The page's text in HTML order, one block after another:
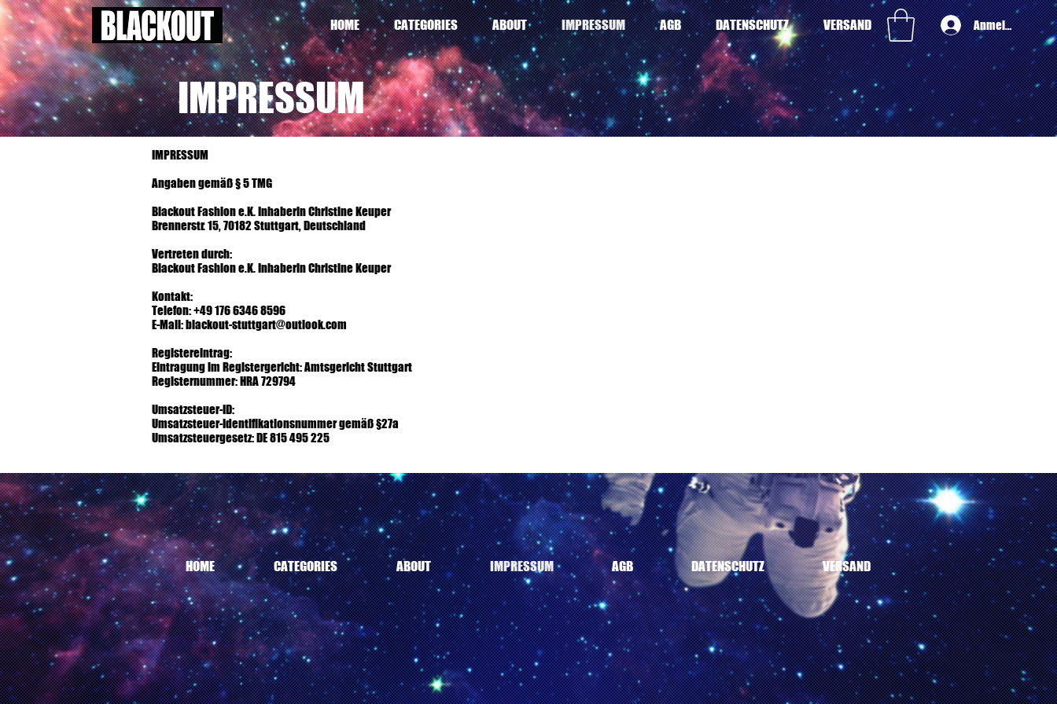
HOME CATEGORIES ABOUT IMPRESSUM AGB DATENSCHUTZ VERSAND Anmelden
IMPRESSUM
IMPRESSUM
Angaben gemäß § 5 TMG
Blackout Fashion e.K. Inhaberin Christine Keuper
Brennerstr. 15, 70182 Stuttgart, Deutschland
Vertreten durch:
Blackout Fashion e.K. Inhaberin Christine Keuper
Kontakt:
Telefon: +49 176 6346 8596
E-Mail: blackout-stuttgart@outlook.com
Registereintrag:
Eintragung im Registergericht: Amtsgericht Stuttgart
Registernummer: HRA 729794
Umsatzsteuer-ID:
Umsatzsteuer-Identifikationsnummer gemäß §27a
Umsatzsteuergesetz: DE 815 495 225
HOME CATEGORIES ABOUT IMPRESSUM AGB DATENSCHUTZ VERSAND